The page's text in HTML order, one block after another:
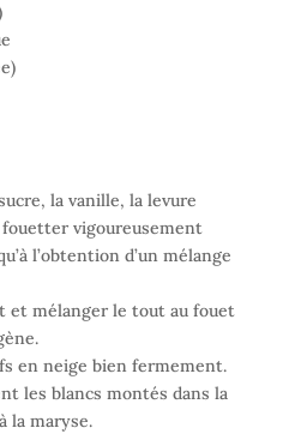
la vanille, la levure
vigoureusement
l’obtention d’un mélange
et mélanger le tout au fouet
en neige bien fermement.
les blancs montés dans la
la maryse.